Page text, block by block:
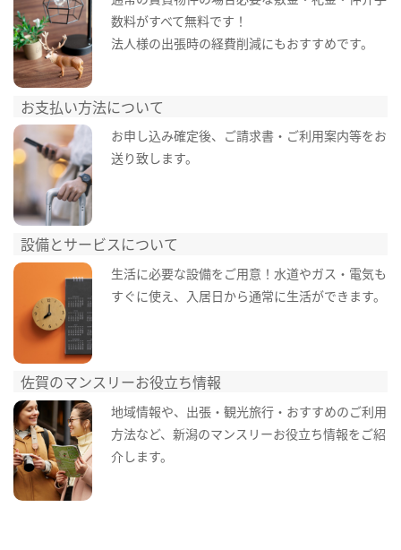
数料がすべて無料です！
法人様の出張時の経費削減にもおすすめです。
お支払い方法について
お申し込み確定後、ご請求書・ご利用案内等をお
送り致します。
設備とサービスについて
生活に必要な設備をご用意！水道やガス・電気も
すぐに使え、入居日から通常に生活ができます。
佐賀のマンスリーお役立ち情報
地域情報や、出張・観光旅行・おすすめのご利用
方法など、新潟のマンスリーお役立ち情報をご紹
介します。